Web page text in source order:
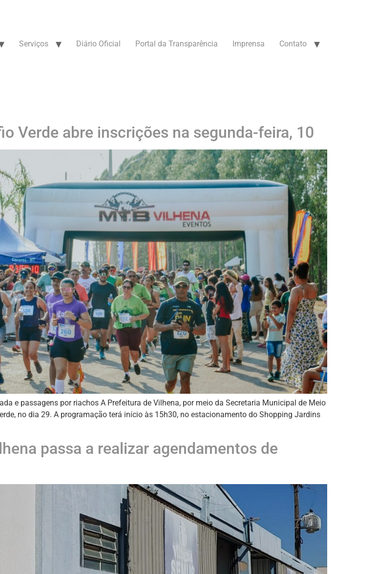
Serviços Diário Oficial Portal da Transparência Imprensa Contato
Verde abre inscrições na segunda-feira, 10
e passagens por riachos A Prefeitura de Vilhena, por meio da Secretaria Municipal de Meio
no dia 29. A programação terá início às 15h30, no estacionamento do Shopping Jardins
passa a realizar agendamentos de